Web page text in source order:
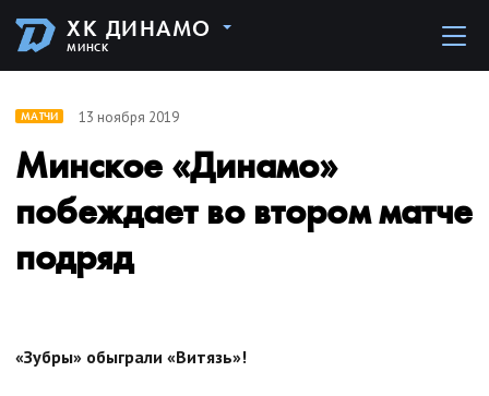
ХК ДИНАМО
МИНСК
МАТЧИ 13 ноября 2019
Минское «Динамо»
побеждает во втором матче
подряд
«Зубры» обыграли «Витязь»!